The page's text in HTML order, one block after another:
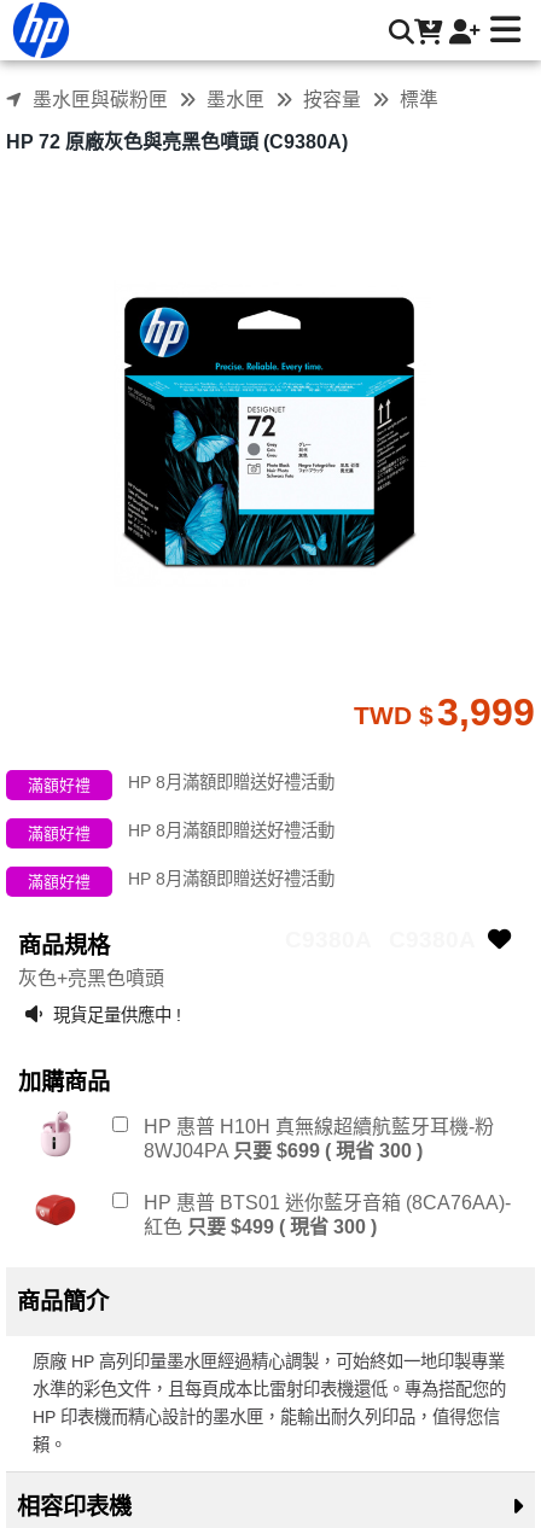
HP 72 原廠灰色與亮黑色噴頭 (C9380A) | HP® 惠普台灣原廠購
墨水匣與碳粉匣 墨水匣 按容量 標準
HP 72 原廠灰色與亮黑色噴頭 (C9380A)
3,999
TWD $
滿額好禮 HP 8月滿額即贈送好禮活動
滿額好禮 HP 8月滿額即贈送好禮活動
滿額好禮 HP 8月滿額即贈送好禮活動
商品規格
灰色+亮黑色噴頭
現貨足量供應中 !
加購商品
HP 惠普 H10H 真無線超續航藍牙耳機-粉
8WJ04PA 只要 $699 ( 現省 300 )
HP 惠普 BTS01 迷你藍牙音箱 (8CA76AA)-
紅色 只要 $499 ( 現省 300 )
商品簡介
原廠 HP 高列印量墨水匣經過精心調製，可始終如一地印製專業
水準的彩色文件，且每頁成本比雷射印表機還低。專為搭配您的
HP 印表機而精心設計的墨水匣，能輸出耐久列印品，值得您信
賴。
相容印表機